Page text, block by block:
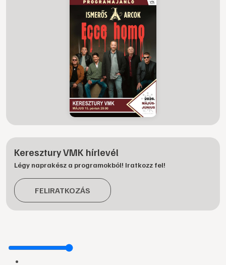
Keresztury VMK hírlevél
Légy naprakész a programokból! Iratkozz fel!
FELIRATKOZÁS